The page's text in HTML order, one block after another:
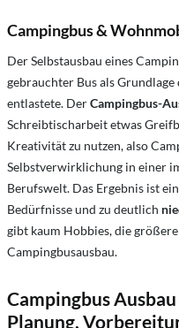
Campingbus &
Der Selbstausbau eines
gebrauchter Bus als
entlastete. DerCampingbus-
Schreibtischarbeit etwas
Kreativität zu nutzen, also
Selbstverwirklichung in einer
Berufswelt. Das Ergebnis ist
Bedürfnisse und zu deutlich
gibt kaum Hobbies, die
Campingbusausbau.
Campingbus
Planung,